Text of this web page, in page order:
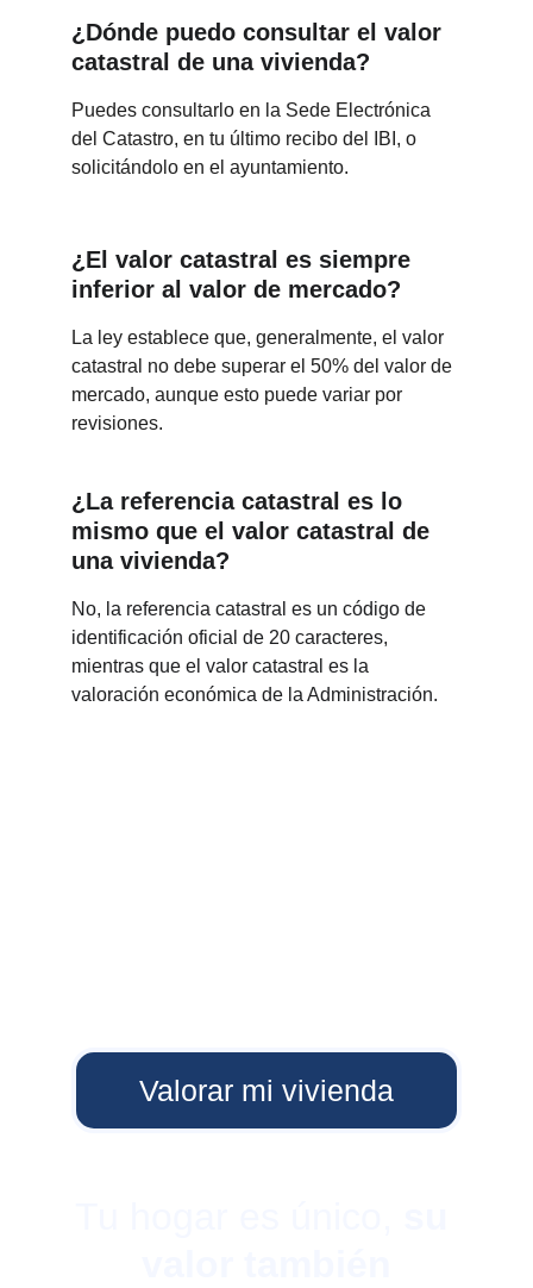
¿Dónde puedo consultar el valor
catastral de una vivienda?
Puedes consultarlo en la Sede Electrónica
del Catastro, en tu último recibo del IBI, o
solicitándolo en el ayuntamiento.
¿El valor catastral es siempre
inferior al valor de mercado?
La ley establece que, generalmente, el valor
catastral no debe superar el 50% del valor de
mercado, aunque esto puede variar por
revisiones.
¿La referencia catastral es lo
mismo que el valor catastral de
una vivienda?
No, la referencia catastral es un código de
identificación oficial de 20 caracteres,
mientras que el valor catastral es la
valoración económica de la Administración.
Valorar mi vivienda